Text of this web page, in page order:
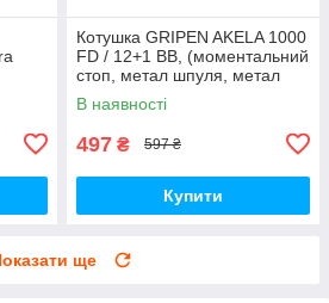
Котушка GRIPEN AKELA 1000
FD / 12+1 BB, (моментальний
стоп, метал шпуля, метал
ручка)
В наявності
497 ₴ 597 ₴
Купити
ще